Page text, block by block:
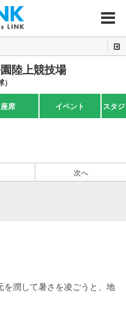
MENU
陸上競技場
座席 イベント スタ
次へ
潤して暑さを凌ごうと、地